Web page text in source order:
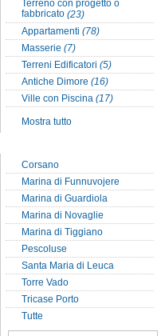
Terreno con progetto o
fabbricato (23)
Appartamenti (78)
Masserie (7)
Terreni Edificatori (5)
Antiche Dimore (16)
Ville con Piscina (17)
Mostra tutto
Corsano
Marina di Funnuvojere
Marina di Guardiola
Marina di Novaglie
Marina di Tiggiano
Pescoluse
Santa Maria di Leuca
Torre Vado
Tricase Porto
Tutte